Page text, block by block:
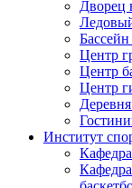
Дворец
Центр
Центр
Центр
Институт